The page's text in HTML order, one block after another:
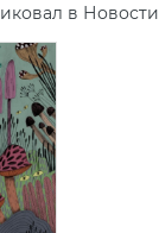
в Новости